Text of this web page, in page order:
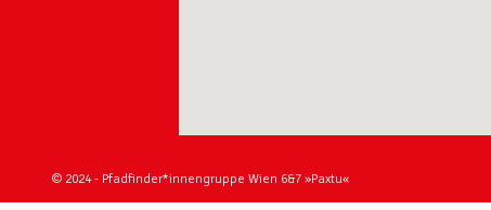
© 2024 - Pfadfinder*innengruppe Wien 6&7 »Paxtu«